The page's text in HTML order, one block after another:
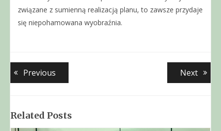
związane z sumienną realizacją planu, to zawsze przydaje
się niepohamowana wyobraźnia.
Nawigacja
wpisu
Previous NextNext
Related Posts